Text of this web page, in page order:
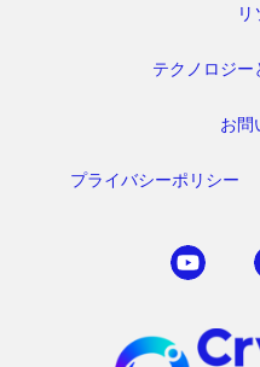
リ
テクノロジー
お問
プライバシーポリシー